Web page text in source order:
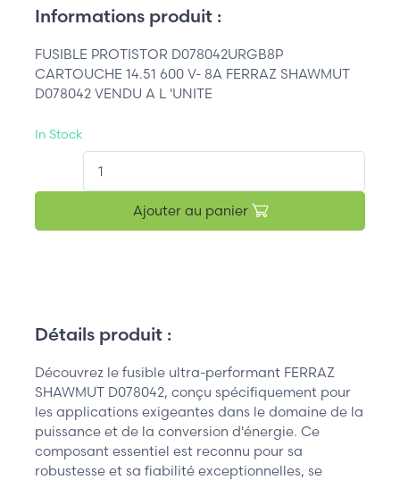
Informations produit :
FUSIBLE PROTISTOR D078042URGB8P
CARTOUCHE 14.51 600 V- 8A FERRAZ SHAWMUT
D078042 VENDU A L 'UNITE
In Stock
Ajouter au panier
Détails produit :
Découvrez le fusible ultra-performant FERRAZ
SHAWMUT D078042, conçu spécifiquement pour
les applications exigeantes dans le domaine de la
puissance et de la conversion d'énergie. Ce
composant essentiel est reconnu pour sa
robustesse et sa fiabilité exceptionnelles, se